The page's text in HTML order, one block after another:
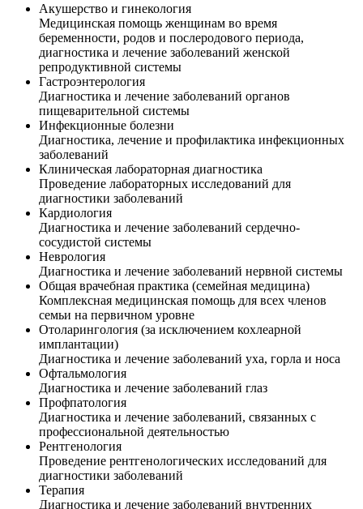
Акушерство и гинекология
Медицинская помощь женщинам во время
беременности, родов и послеродового периода,
диагностика и лечение заболеваний женской
репродуктивной системы
Гастроэнтерология
Диагностика и лечение заболеваний органов
пищеварительной системы
Инфекционные болезни
Диагностика, лечение и профилактика инфекционных
заболеваний
Клиническая лабораторная диагностика
Проведение лабораторных исследований для
диагностики заболеваний
Кардиология
Диагностика и лечение заболеваний сердечно-
сосудистой системы
Неврология
Диагностика и лечение заболеваний нервной системы
Общая врачебная практика (семейная медицина)
Комплексная медицинская помощь для всех членов
семьи на первичном уровне
Отоларингология (за исключением кохлеарной
имплантации)
Диагностика и лечение заболеваний уха, горла и носа
Офтальмология
Диагностика и лечение заболеваний глаз
Профпатология
Диагностика и лечение заболеваний, связанных с
профессиональной деятельностью
Рентгенология
Проведение рентгенологических исследований для
диагностики заболеваний
Терапия
Диагностика и лечение заболеваний внутренних